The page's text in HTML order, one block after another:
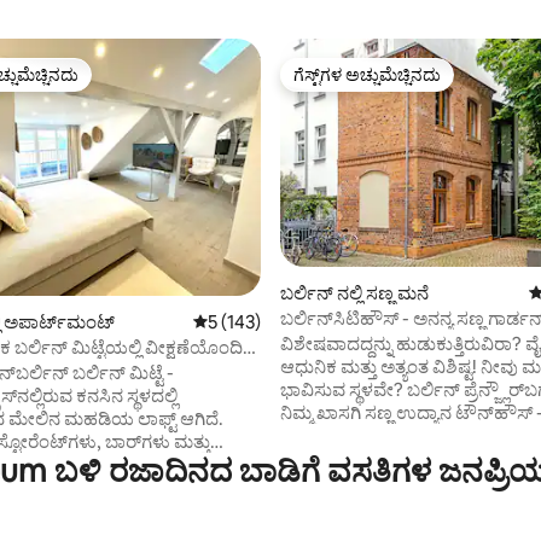
904 ವಿಮರ್ಶೆಗಳು
ಅಪಾರ್ಟ್‌ಮಂಟ್ 5 ರಲ್ಲಿ 5 ಸರಾಸರಿ ರೇಟಿಂಗ್, 143 ವಿಮರ್ಶೆಗಳು
5 (143)
ಬರ್ಲಿನ್ ಮಿಟ್ಟೆಯಲ್ಲಿ ವೀಕ್ಷಣೆಯೊಂದಿಗೆ
ಬರ್ಲಿನ್ ಮಿಟ್ಟೆ -
ಕನಸಿನ ಸ್ಥಳದಲ್ಲಿ
ಮೇಲಿನ ಮಹಡಿಯ ಲಾಫ್ಟ್ ಆಗಿದೆ.
ಬಾರ್‌ಗಳು ಮತ್ತು
ಟಾರ್ಸ್ಟ್ರಾಸ್‌ನಲ್ಲಿ ಕೇವಲ 50 ಮೀಟರ್
ರೋಮಾಂಚಕ ಜೀವನ. ವಿಶ್ವಪ್ರಸಿದ್ಧ
ಗೆಸ್ಟ್‌ಗಳ ಅಚ್ಚುಮೆಚ್ಚಿನದು
ಗೆಸ್ಟ್‌ಗಳ ಅಚ್ಚುಮೆಚ್ಚಿನದು
ಬರ್ಲಿನ್ ನಲ್ಲಿ ಸಣ್ಣ ಮನೆ
ಬರ್ಲಿನ್‌ಸಿಟಿಹೌಸ್ - ಅನನ್ಯ ಸಣ್ಣ
ಟೌನ್‌ಹೌಸ್
ವಿಶೇಷವಾದದ್ದನ್ನು ಹುಡುಕುತ್ತಿರುವಿರಾ?
ಆಧುನಿಕ ಮತ್ತು ಅತ್ಯಂತ ವಿಶಿಷ್ಟ! ನೀವು
ಭಾವಿಸುವ ಸ್ಥಳವೇ? ಬರ್ಲಿನ್
ನಿಮ್ಮ ಖಾಸಗಿ ಸಣ್ಣ ಉದ್ಯಾನ ಟೌನ್‌ಹೌಸ್
ದಶಕದ ಐತಿಹಾಸಿಕ ಕಟ್ಟಡ. ಅನೇಕ ಉಚಿತ
ಸೌಲಭ್ಯಗಳು ಮತ್ತು ಆರಾಮದಾಯಕ
ಬಳಿ ರಜಾದಿನದ ಬಾಡಿಗೆ ವಸತಿಗಳ